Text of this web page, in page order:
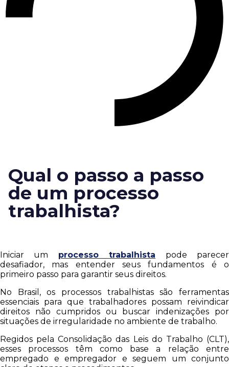
Qual o passo a passo
de um processo
trabalhista?
Iniciar um processo trabalhista pode parecer
desafiador, mas entender seus fundamentos é o
primeiro passo para garantir seus direitos.
No Brasil, os processos trabalhistas são ferramentas
essenciais para que trabalhadores possam reivindicar
direitos não cumpridos ou buscar indenizações por
situações de irregularidade no ambiente de trabalho.
Regidos pela Consolidação das Leis do Trabalho (CLT),
esses processos têm como base a relação entre
empregado e empregador e seguem um conjunto